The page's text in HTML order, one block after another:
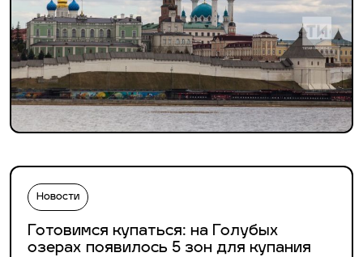
Новости
Готовимся купаться: на Голубых
озерах появилось 5 зон для купания